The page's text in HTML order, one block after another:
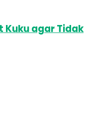
Kuku agar Tidak